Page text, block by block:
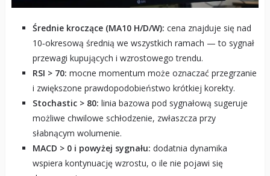
Średnie kroczące (MA10 H/D/W): cena znajduje się nad
10‑okresową średnią we wszystkich ramach — to sygnał
przewagi kupujących i wzrostowego trendu.
RSI > 70: mocne momentum może oznaczać przegrzanie
i zwiększone prawdopodobieństwo krótkiej korekty.
Stochastic > 80: linia bazowa pod sygnałową sugeruje
możliwe chwilowe schłodzenie, zwłaszcza przy
słabnącym wolumenie.
MACD > 0 i powyżej sygnału: dodatnia dynamika
wspiera kontynuację wzrostu, o ile nie pojawi się